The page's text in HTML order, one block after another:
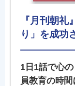
『月刊朝礼
り」を成功
1日1話で心
員教育の時間